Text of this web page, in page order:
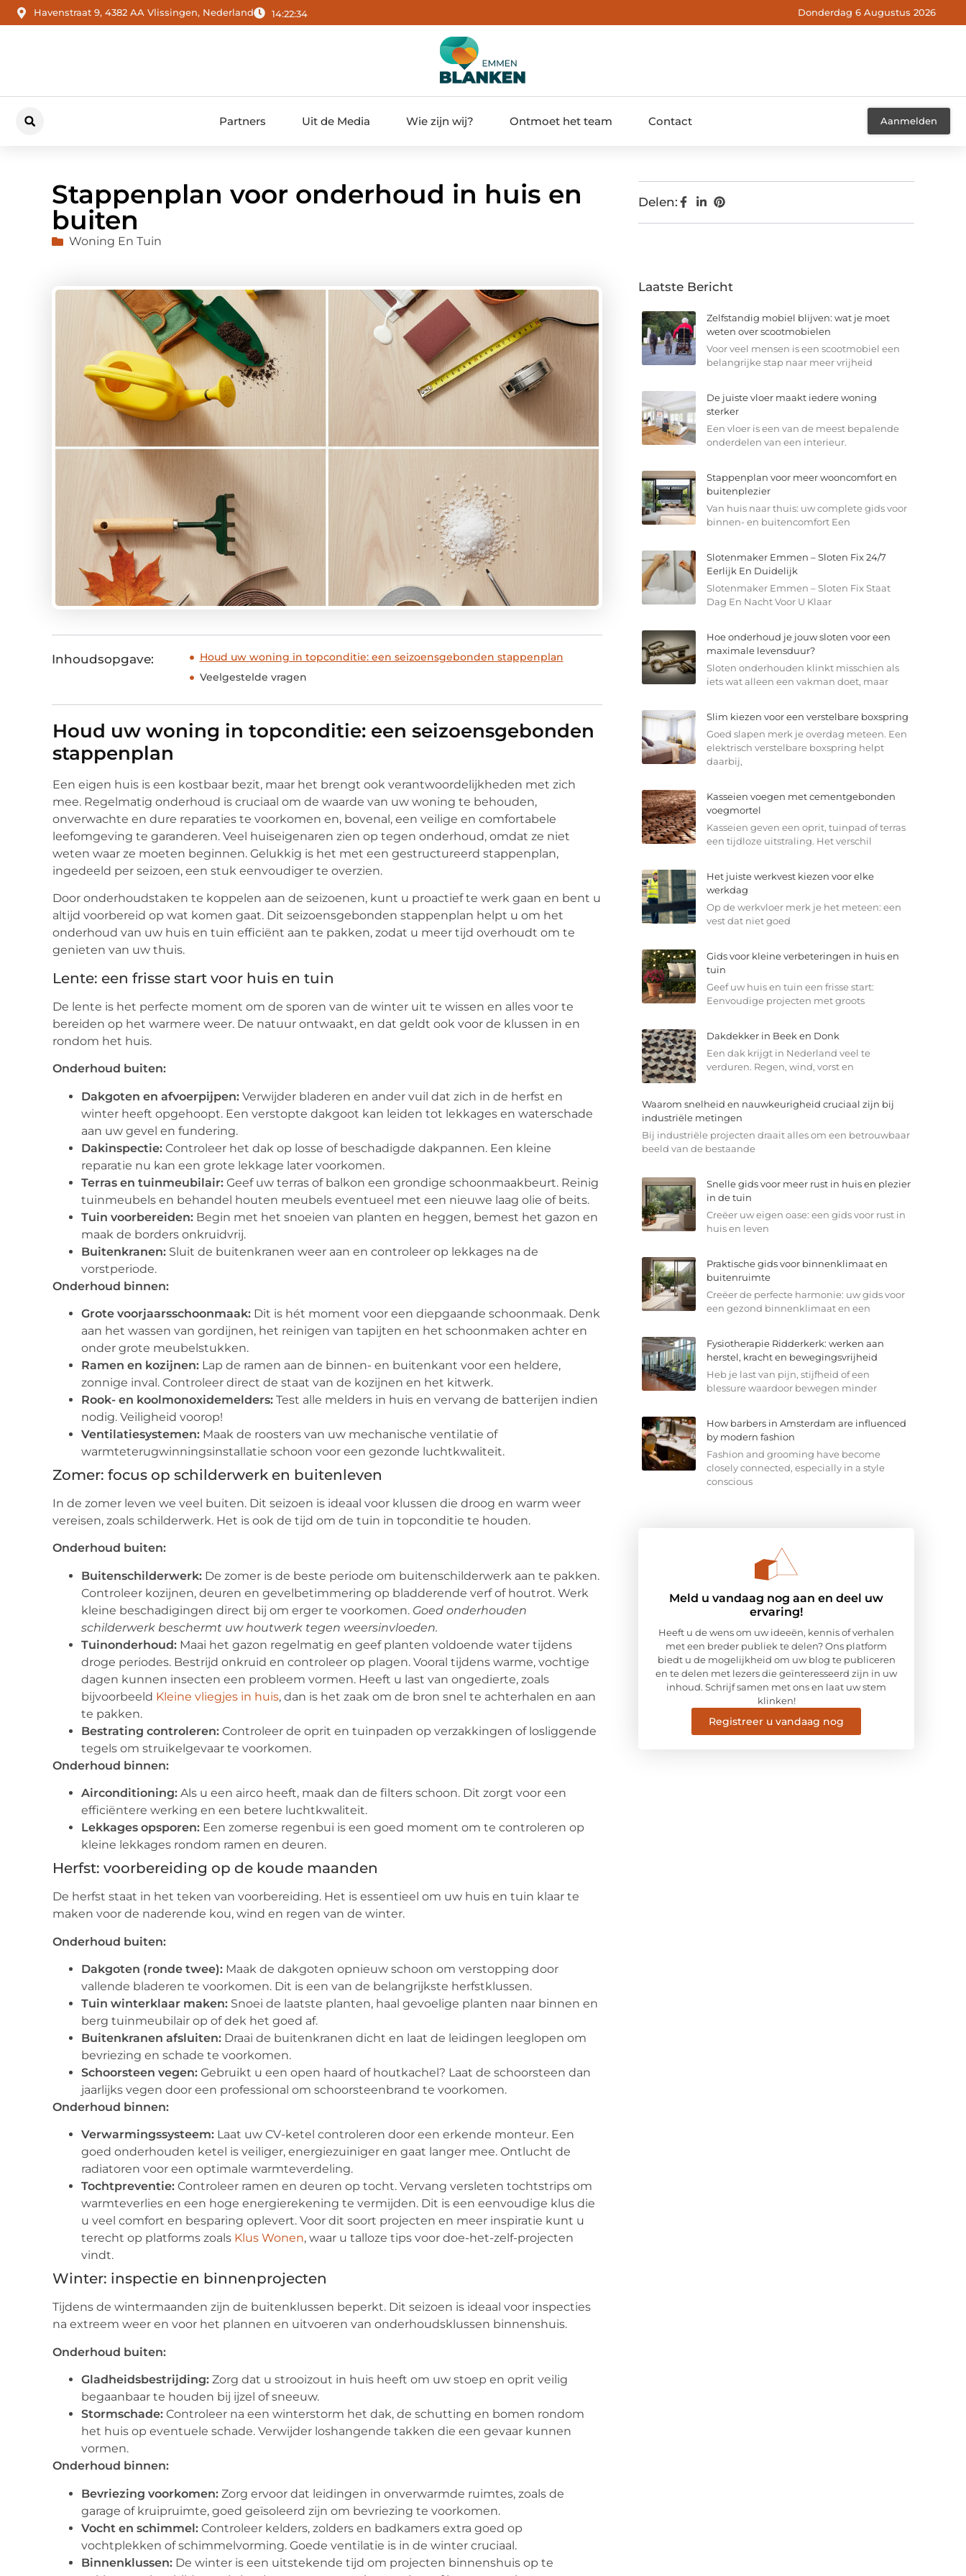
Havenstraat 9, 4382 AA Vlissingen, Nederland 14:22:35 Donderdag 6 Augustus 2026
Partners Uit de Media Wie zijn wij? Ontmoet het team Contact Aanmelden
Stappenplan voor onderhoud in huis en
buiten
Woning En Tuin
Inhoudsopgave:
Houd uw woning in topconditie: een seizoensgebonden stappenplan
Veelgestelde vragen
Houd uw woning in topconditie: een seizoensgebonden
stappenplan
Een eigen huis is een kostbaar bezit, maar het brengt ook verantwoordelijkheden met zich
mee. Regelmatig onderhoud is cruciaal om de waarde van uw woning te behouden,
onverwachte en dure reparaties te voorkomen en, bovenal, een veilige en comfortabele
leefomgeving te garanderen. Veel huiseigenaren zien op tegen onderhoud, omdat ze niet
weten waar ze moeten beginnen. Gelukkig is het met een gestructureerd stappenplan,
ingedeeld per seizoen, een stuk eenvoudiger te overzien.
Door onderhoudstaken te koppelen aan de seizoenen, kunt u proactief te werk gaan en bent u
altijd voorbereid op wat komen gaat. Dit seizoensgebonden stappenplan helpt u om het
onderhoud van uw huis en tuin efficiënt aan te pakken, zodat u meer tijd overhoudt om te
genieten van uw thuis.
Lente: een frisse start voor huis en tuin
De lente is het perfecte moment om de sporen van de winter uit te wissen en alles voor te
bereiden op het warmere weer. De natuur ontwaakt, en dat geldt ook voor de klussen in en
rondom het huis.
Onderhoud buiten:
Dakgoten en afvoerpijpen: Verwijder bladeren en ander vuil dat zich in de herfst en
winter heeft opgehoopt. Een verstopte dakgoot kan leiden tot lekkages en waterschade
aan uw gevel en fundering.
Dakinspectie: Controleer het dak op losse of beschadigde dakpannen. Een kleine
reparatie nu kan een grote lekkage later voorkomen.
Terras en tuinmeubilair: Geef uw terras of balkon een grondige schoonmaakbeurt. Reinig
tuinmeubels en behandel houten meubels eventueel met een nieuwe laag olie of beits.
Tuin voorbereiden: Begin met het snoeien van planten en heggen, bemest het gazon en
maak de borders onkruidvrij.
Buitenkranen: Sluit de buitenkranen weer aan en controleer op lekkages na de
vorstperiode.
Onderhoud binnen:
Grote voorjaarsschoonmaak: Dit is hét moment voor een diepgaande schoonmaak. Denk
aan het wassen van gordijnen, het reinigen van tapijten en het schoonmaken achter en
onder grote meubelstukken.
Ramen en kozijnen: Lap de ramen aan de binnen- en buitenkant voor een heldere,
zonnige inval. Controleer direct de staat van de kozijnen en het kitwerk.
Rook- en koolmonoxidemelders: Test alle melders in huis en vervang de batterijen indien
nodig. Veiligheid voorop!
Ventilatiesystemen: Maak de roosters van uw mechanische ventilatie of
warmteterugwinningsinstallatie schoon voor een gezonde luchtkwaliteit.
Zomer: focus op schilderwerk en buitenleven
In de zomer leven we veel buiten. Dit seizoen is ideaal voor klussen die droog en warm weer
vereisen, zoals schilderwerk. Het is ook de tijd om de tuin in topconditie te houden.
Onderhoud buiten:
Buitenschilderwerk: De zomer is de beste periode om buitenschilderwerk aan te pakken.
Controleer kozijnen, deuren en gevelbetimmering op bladderende verf of houtrot. Werk
kleine beschadigingen direct bij om erger te voorkomen. Goed onderhouden
schilderwerk beschermt uw houtwerk tegen weersinvloeden.
Tuinonderhoud: Maai het gazon regelmatig en geef planten voldoende water tijdens
droge periodes. Bestrijd onkruid en controleer op plagen. Vooral tijdens warme, vochtige
dagen kunnen insecten een probleem vormen. Heeft u last van ongedierte, zoals
bijvoorbeeld Kleine vliegjes in huis, dan is het zaak om de bron snel te achterhalen en aan
te pakken.
Bestrating controleren: Controleer de oprit en tuinpaden op verzakkingen of losliggende
tegels om struikelgevaar te voorkomen.
Onderhoud binnen:
Airconditioning: Als u een airco heeft, maak dan de filters schoon. Dit zorgt voor een
efficiëntere werking en een betere luchtkwaliteit.
Lekkages opsporen: Een zomerse regenbui is een goed moment om te controleren op
kleine lekkages rondom ramen en deuren.
Herfst: voorbereiding op de koude maanden
De herfst staat in het teken van voorbereiding. Het is essentieel om uw huis en tuin klaar te
maken voor de naderende kou, wind en regen van de winter.
Onderhoud buiten:
Dakgoten (ronde twee): Maak de dakgoten opnieuw schoon om verstopping door
vallende bladeren te voorkomen. Dit is een van de belangrijkste herfstklussen.
Tuin winterklaar maken: Snoei de laatste planten, haal gevoelige planten naar binnen en
berg tuinmeubilair op of dek het goed af.
Buitenkranen afsluiten: Draai de buitenkranen dicht en laat de leidingen leeglopen om
bevriezing en schade te voorkomen.
Schoorsteen vegen: Gebruikt u een open haard of houtkachel? Laat de schoorsteen dan
jaarlijks vegen door een professional om schoorsteenbrand te voorkomen.
Onderhoud binnen:
Verwarmingssysteem: Laat uw CV-ketel controleren door een erkende monteur. Een
goed onderhouden ketel is veiliger, energiezuiniger en gaat langer mee. Ontlucht de
radiatoren voor een optimale warmteverdeling.
Tochtpreventie: Controleer ramen en deuren op tocht. Vervang versleten tochtstrips om
warmteverlies en een hoge energierekening te vermijden. Dit is een eenvoudige klus die
u veel comfort en besparing oplevert. Voor dit soort projecten en meer inspiratie kunt u
terecht op platforms zoals Klus Wonen, waar u talloze tips voor doe-het-zelf-projecten
vindt.
Winter: inspectie en binnenprojecten
Tijdens de wintermaanden zijn de buitenklussen beperkt. Dit seizoen is ideaal voor inspecties
na extreem weer en voor het plannen en uitvoeren van onderhoudsklussen binnenshuis.
Onderhoud buiten:
Gladheidsbestrijding: Zorg dat u strooizout in huis heeft om uw stoep en oprit veilig
begaanbaar te houden bij ijzel of sneeuw.
Stormschade: Controleer na een winterstorm het dak, de schutting en bomen rondom
het huis op eventuele schade. Verwijder loshangende takken die een gevaar kunnen
vormen.
Onderhoud binnen:
Bevriezing voorkomen: Zorg ervoor dat leidingen in onverwarmde ruimtes, zoals de
garage of kruipruimte, goed geïsoleerd zijn om bevriezing te voorkomen.
Vocht en schimmel: Controleer kelders, zolders en badkamers extra goed op
vochtplekken of schimmelvorming. Goede ventilatie is in de winter cruciaal.
Binnenklussen: De winter is een uitstekende tijd om projecten binnenshuis op te
Delen:
Laatste Bericht
Zelfstandig mobiel blijven: wat je moet
weten over scootmobielen
Voor veel mensen is een scootmobiel een
belangrijke stap naar meer vrijheid
De juiste vloer maakt iedere woning
sterker
Een vloer is een van de meest bepalende
onderdelen van een interieur.
Stappenplan voor meer wooncomfort en
buitenplezier
Van huis naar thuis: uw complete gids voor
binnen- en buitencomfort Een
Slotenmaker Emmen – Sloten Fix 24/7
Eerlijk En Duidelijk
Slotenmaker Emmen – Sloten Fix Staat
Dag En Nacht Voor U Klaar
Hoe onderhoud je jouw sloten voor een
maximale levensduur?
Sloten onderhouden klinkt misschien als
iets wat alleen een vakman doet, maar
Slim kiezen voor een verstelbare boxspring
Goed slapen merk je overdag meteen. Een
elektrisch verstelbare boxspring helpt
daarbij,
Kasseien voegen met cementgebonden
voegmortel
Kasseien geven een oprit, tuinpad of terras
een tijdloze uitstraling. Het verschil
Het juiste werkvest kiezen voor elke
werkdag
Op de werkvloer merk je het meteen: een
vest dat niet goed
Gids voor kleine verbeteringen in huis en
tuin
Geef uw huis en tuin een frisse start:
Eenvoudige projecten met groots
Dakdekker in Beek en Donk
Een dak krijgt in Nederland veel te
verduren. Regen, wind, vorst en
Waarom snelheid en nauwkeurigheid cruciaal zijn bij
industriële metingen
Bij industriële projecten draait alles om een betrouwbaar
beeld van de bestaande
Snelle gids voor meer rust in huis en plezier
in de tuin
Creëer uw eigen oase: een gids voor rust in
huis en leven
Praktische gids voor binnenklimaat en
buitenruimte
Creëer de perfecte harmonie: uw gids voor
een gezond binnenklimaat en een
Fysiotherapie Ridderkerk: werken aan
herstel, kracht en bewegingsvrijheid
Heb je last van pijn, stijfheid of een
blessure waardoor bewegen minder
How barbers in Amsterdam are influenced
by modern fashion
Fashion and grooming have become
closely connected, especially in a style
conscious
Meld u vandaag nog aan en deel uw
ervaring!
Heeft u de wens om uw ideeën, kennis of verhalen
met een breder publiek te delen? Ons platform
biedt u de mogelijkheid om uw blog te publiceren
en te delen met lezers die geïnteresseerd zijn in uw
inhoud. Schrijf samen met ons en laat uw stem
klinken!
Registreer u vandaag nog